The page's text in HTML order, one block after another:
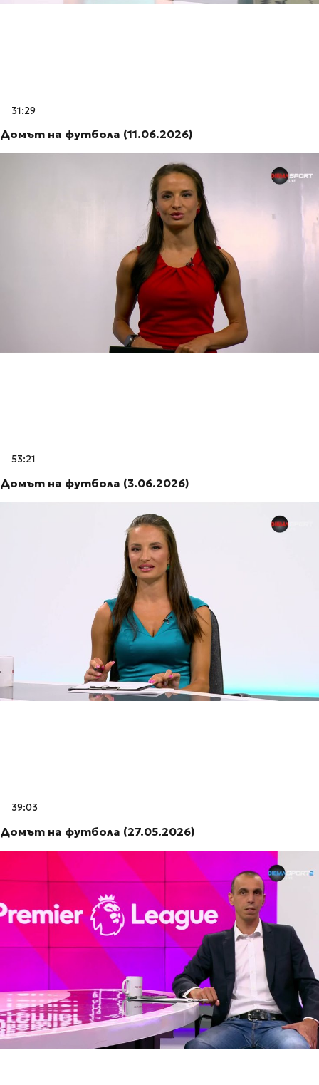
31:29
Домът на футбола (11.06.2026)
53:21
Домът на футбола (3.06.2026)
39:03
Домът на футбола (27.05.2026)